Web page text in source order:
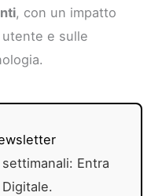
, con un impatto
utente e sulle
Entra